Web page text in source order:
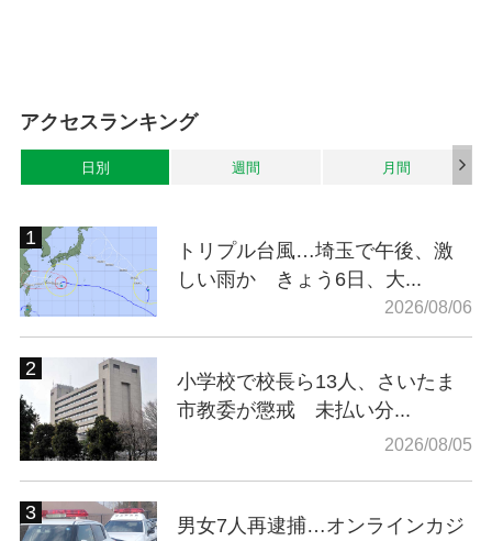
アクセスランキング
日別 週間 月間
トリプル台風…埼玉で午後、激
しい雨か きょう6日、大...
2026/08/06
小学校で校長ら13人、さいたま
市教委が懲戒 未払い分...
2026/08/05
男女7人再逮捕…オンラインカジ